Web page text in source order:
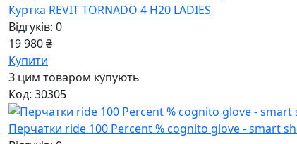
Куртка REVIT TORNADO 4 H20 LADIES
Відгуків: 0
19 980 ₴
Купити
З цим товаром купують
Код: 30305
Перчатки ride 100 Percent % cognito glove - smart